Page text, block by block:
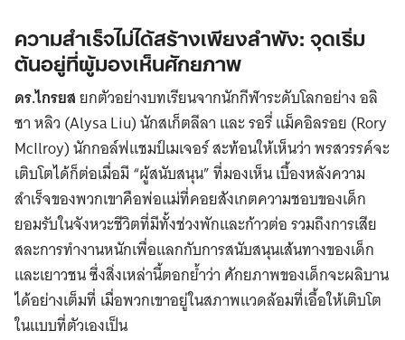
ความสำเร็จไม่ได้สร้างเพียงลำพัง: จุดเริ่ม
ต้นอยู่ที่ผู้มองเห็นศักยภาพ
ดร.ไกรยสยกตัวอย่างบทเรียนจากนักกีฬาระดับโลกอย่าง อลิ
ซา หลิว (Alysa Liu) นักสเก็ตลีลา และ รอรี่ แม็คอิลรอย (Rory
McIlroy) นักกอล์ฟแชมป์เมเจอร์ สะท้อนให้เห็นว่า พรสวรรค์จะ
เติบโตได้ก็ต่อเมื่อมี “ผู้สนับสนุน” ที่มองเห็น เบื้องหลังความ
สำเร็จของพวกเขาคือพ่อแม่ที่คอยสังเกตความชอบของเด็ก
ยอมรับในจังหวะชีวิตที่มีทั้งช่วงพักและก้าวต่อ รวมถึงการเสีย
สละการทำงานหนักเพื่อแลกกับการสนับสนุนเส้นทางของเด็ก
และเยาวชน ซึ่งสิ่งเหล่านี้ตอกย้ำว่า ศักยภาพของเด็กจะผลิบาน
ได้อย่างเต็มที่ เมื่อพวกเขาอยู่ในสภาพแวดล้อมที่เอื้อให้เติบโต
ในแบบที่ตัวเองเป็น